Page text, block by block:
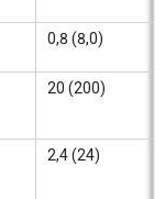
0,8 (8,0)
20 (200)
2,4 (24)